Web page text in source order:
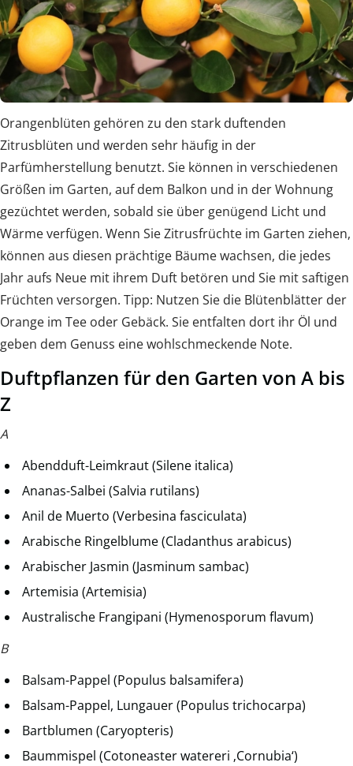
Orangenblüten gehören zu den stark duftenden
Zitrusblüten und werden sehr häufig in der
Parfümherstellung benutzt. Sie können in verschiedenen
Größen im Garten, auf dem Balkon und in der Wohnung
gezüchtet werden, sobald sie über genügend Licht und
Wärme verfügen. Wenn Sie Zitrusfrüchte im Garten ziehen,
können aus diesen prächtige Bäume wachsen, die jedes
Jahr aufs Neue mit ihrem Duft betören und Sie mit saftigen
Früchten versorgen. Tipp: Nutzen Sie die Blütenblätter der
Orange im Tee oder Gebäck. Sie entfalten dort ihr Öl und
geben dem Genuss eine wohlschmeckende Note.
Duftpflanzen für den Garten von A bis
Z
A
Abendduft-Leimkraut (Silene italica)
Ananas-Salbei (Salvia rutilans)
Anil de Muerto (Verbesina fasciculata)
Arabische Ringelblume (Cladanthus arabicus)
Arabischer Jasmin (Jasminum sambac)
Artemisia (Artemisia)
Australische Frangipani (Hymenosporum flavum)
B
Balsam-Pappel (Populus balsamifera)
Balsam-Pappel, Lungauer (Populus trichocarpa)
Bartblumen (Caryopteris)
Baummispel (Cotoneaster watereri ‚Cornubia‘)